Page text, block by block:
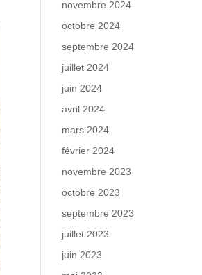
novembre 2024
octobre 2024
septembre 2024
juillet 2024
juin 2024
avril 2024
mars 2024
février 2024
novembre 2023
octobre 2023
septembre 2023
juillet 2023
juin 2023